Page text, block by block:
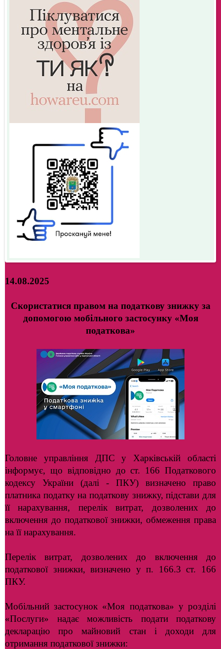
14.08.2025
Скористатися правом на податкову знижку за
допомогою мобільного застосунку «Моя
податкова»
Головне управління ДПС у Харківській області
інформує, що відповідно до ст. 166 Податкового
кодексу України (далі - ПКУ) визначено право
платника податку на податкову знижку, підстави для
її нарахування, перелік витрат, дозволених до
включення до податкової знижки, обмеження права
на її нарахування.
Перелік витрат, дозволених до включення до
податкової знижки, визначено у п. 166.3 ст. 166
ПКУ.
Мобільний застосунок «Моя податкова» у розділі
«Послуги» надає можливість подати податкову
декларацію про майновий стан і доходи для
отримання податкової знижки: